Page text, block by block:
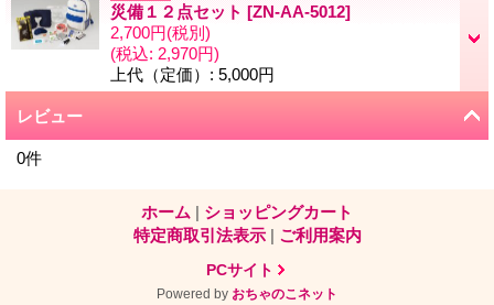
災備１２点セット [ZN-AA-5012]
2,700円(税別)
(税込: 2,970円)
上代（定価） : 5,000円
レビュー
0件
ホーム | ショッピングカート
特定商取引法表示 | ご利用案内
PCサイト
Powered by おちゃのこネット